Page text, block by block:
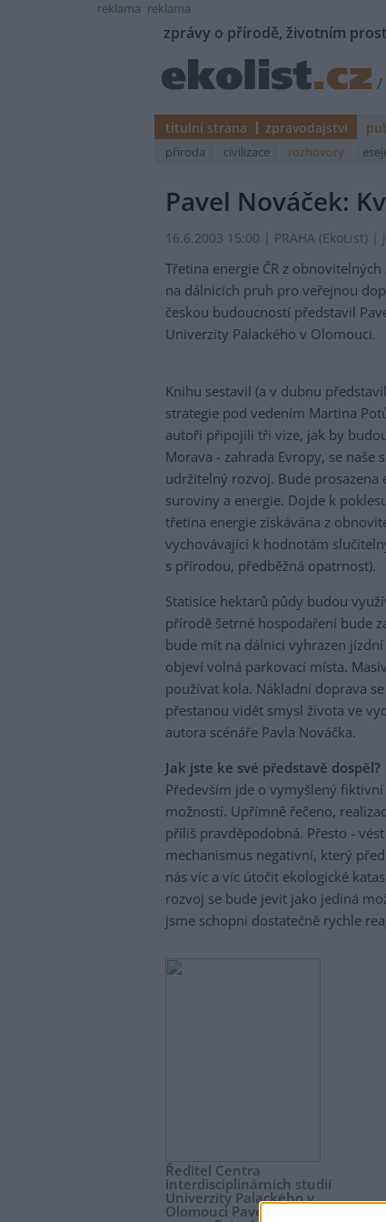
reklama reklama
zprávy o přírodě, životním
/
titulní strana zpravodajství
příroda civilizace rozhovory
Pavel Nováček:
16.6.2003 15:00 | PRAHA (EkoList) |
Třetina energie ČR z
na dálnicích pruh pro veřejnou
českou budoucností představil
Univerzity Palackého v Olomouci.
Knihu sestavil (a v dubnu
strategie pod vedením Martina
autoři připojili tři vize, jak by
Morava - zahrada Evropy, se
udržitelný rozvoj. Bude prosazena
suroviny a energie. Dojde k
třetina energie získávána z
vychovávající k hodnotám
s přírodou, předběžná opatrnost).
Statisíce hektarů půdy budou
přírodě šetrné hospodaření bude
bude mít na dálnici vyhrazen
objeví volná parkovací místa.
používat kola. Nákladní doprava
přestanou vidět smysl života ve
autora scénáře Pavla Nováčka.
Jak jste ke své představě dospěl?
Především jde o vymyšlený
možností. Upřímně řečeno,
příliš pravděpodobná. Přesto -
mechanismus negativní, který
nás víc a víc útočit ekologické
rozvoj se bude jevit jako jediná
jsme schopni dostatečně rychle
Ředitel Centra
interdisciplinárních studií
Univerzity Palackého v
Olomouci Pavel Nováček.